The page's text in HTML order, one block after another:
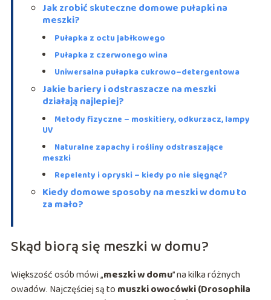
Jak zrobić skuteczne domowe pułapki na
meszki?
Pułapka z octu jabłkowego
Pułapka z czerwonego wina
Uniwersalna pułapka cukrowo–detergentowa
Jakie bariery i odstraszacze na meszki
działają najlepiej?
Metody fizyczne – moskitiery, odkurzacz, lampy
UV
Naturalne zapachy i rośliny odstraszające
meszki
Repelenty i opryski – kiedy po nie sięgnąć?
Kiedy domowe sposoby na meszki w domu to
za mało?
Skąd biorą się meszki w domu?
Większość osób mówi „meszki w domu” na kilka różnych
owadów. Najczęściej są to muszki owocówki (Drosophila